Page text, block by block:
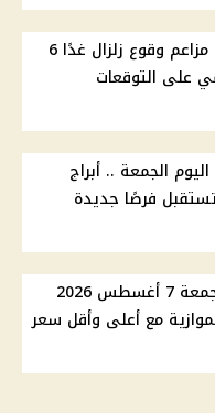
البحوث الفلكية تحسم مزاعم وقوع زلزال غدًا 6
على التوقعات
الجمعة .. أبراج
فرصًا جديدة
أسعار الدولار اليوم الجمعة 7 أغسطس 2026
مع أعلى وأقل سعر